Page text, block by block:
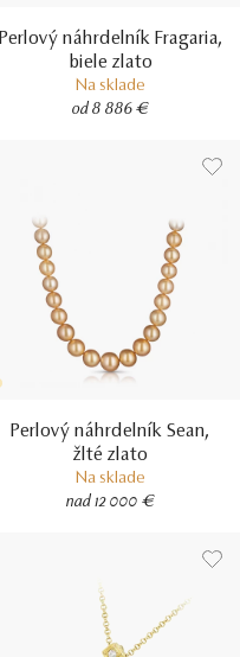
Perlový náhrdelník Fragaria,
biele zlato
Na sklade
od 8 886 €
Perlový náhrdelník Sean,
žlté zlato
Na sklade
nad 12 000 €